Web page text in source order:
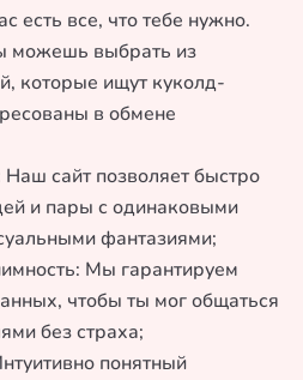
есть все, что тебе нужно.
можешь выбрать из
которые ищут куколд-
в обмене
сайт позволяет быстро
и пары с одинаковыми
фантазиями;
Мы гарантируем
чтобы ты мог общаться
без страха;
понятный